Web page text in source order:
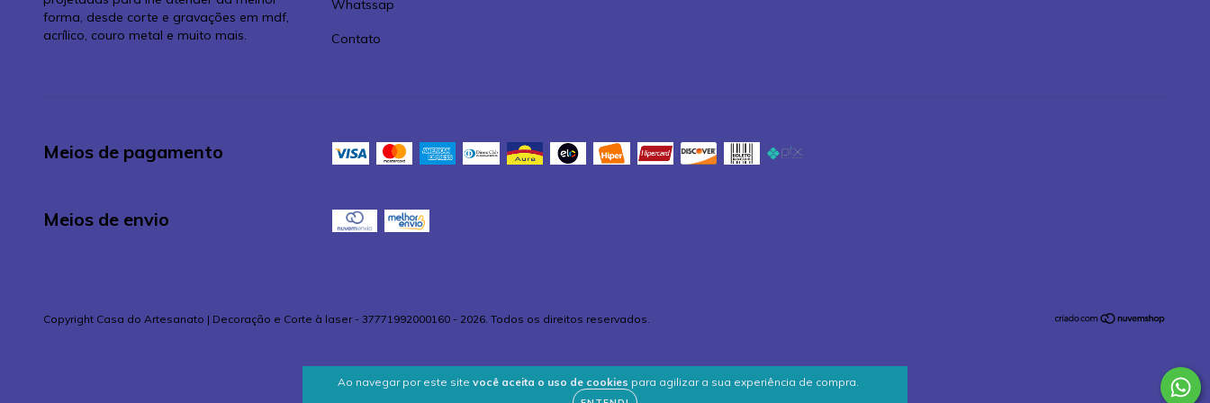
Ao navegar por este site você aceita o uso de cookies para agilizar a sua experiência de compra.
forma, desde corte e gravações em mdf,
acrílico, couro metal e muito mais.
Whatssap
Contato
Meios de pagamento
Meios de envio
Copyright Casa do Artesanato | Decoração e Corte à laser - 37771992000160 - 2026. Todos os direitos reservados.